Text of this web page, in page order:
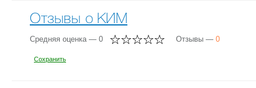
Отзывы о КИМ
Средняя оценка — 0 Отзывы — 0
Сохранить